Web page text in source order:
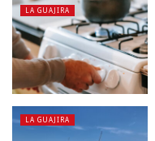
LA GUAJIRA
LA GUAJIRA